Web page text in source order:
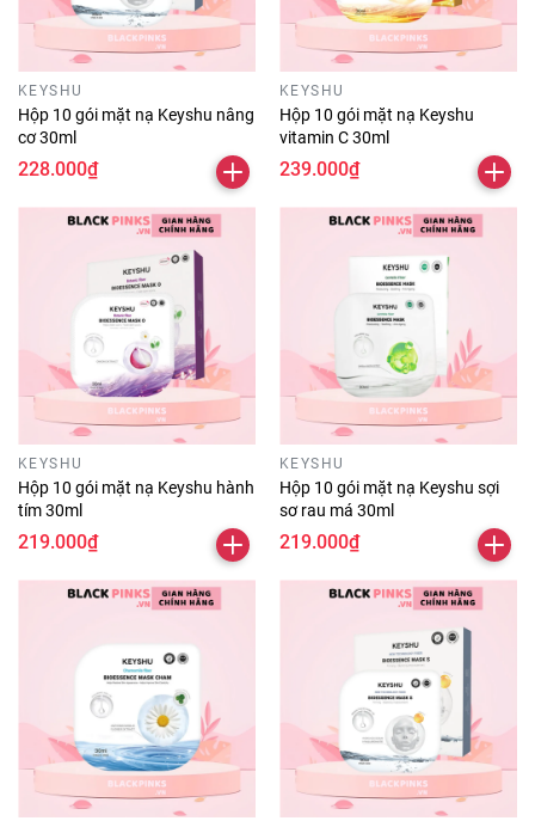
KEYSHU
Hộp 10 gói mặt nạ Keyshu nâng
cơ 30ml
228.000₫
KEYSHU
Hộp 10 gói mặt nạ Keyshu
vitamin C 30ml
239.000₫
KEYSHU
Hộp 10 gói mặt nạ Keyshu hành
tím 30ml
219.000₫
KEYSHU
Hộp 10 gói mặt nạ Keyshu sợi
sơ rau má 30ml
219.000₫